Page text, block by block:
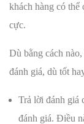
khách hàng có thể
cực.
Dù bằng cách
đánh giá, dù tốt
Trả lời đánh giá
đánh giá. Điều